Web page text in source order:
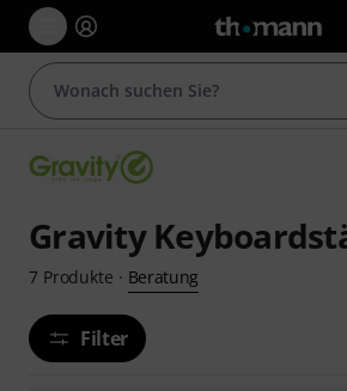
Gravity
7 Produkte · Beratung
Filter